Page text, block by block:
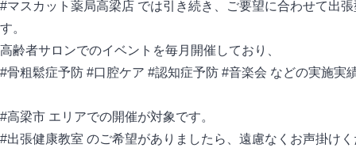
#マスカット薬局高梁店 では引き続き、ご要望に合わせて出
す。
高齢者サロンでのイベントを毎月開催しており、
#骨粗鬆症予防 #口腔ケア #認知症予防 #音楽会 などの実施実
#高梁市 エリアでの開催が対象です。
#出張健康教室 のご希望がありましたら、遠慮なくお声掛け